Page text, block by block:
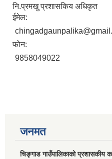
नि.प्रमखु प्रशासकिय अधिकृत
ईमेल:
फोन:
9858049022
जनमत
चिङ्गाड गाउँपालिकाको प्रशासकीय